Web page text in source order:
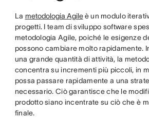
La metodologia Agileè un modulo
progetti. I team di sviluppo software
metodologia Agile, poiché le esigenze
possono cambiare molto rapidamente.
una grande quantità di attività, la
concentra su incrementi più piccoli, in
possa passare rapidamente a una
necessario. Ciò garantisce che le
prodotto siano incentrate su ciò che è
finale.